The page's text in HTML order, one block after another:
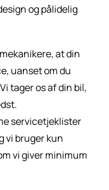
og pålidelig
at din
uanset om du
tager os af din bil,
servicetjeklister
vi bruger kun
vi giver minimum